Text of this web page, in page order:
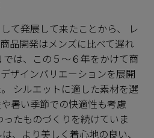
て発展して来たことから、 レ
品開発はメンズに比べて遅れ
は、この５～６年をかけて商
ザインバリエーションを展開
シルエットに適した素材を選
暑い季節での快適性も考慮
たものづくりを続けていま
、より美しく着心地の良い、